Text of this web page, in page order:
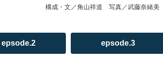
構成・文／角山祥道 写真／武藤奈緒美
epsode.2 epsode.3